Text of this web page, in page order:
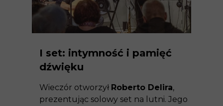
I set: intymność i pamięć
dźwięku
Wieczór otworzył Roberto Delira,
prezentując solowy set na lutni. Jego